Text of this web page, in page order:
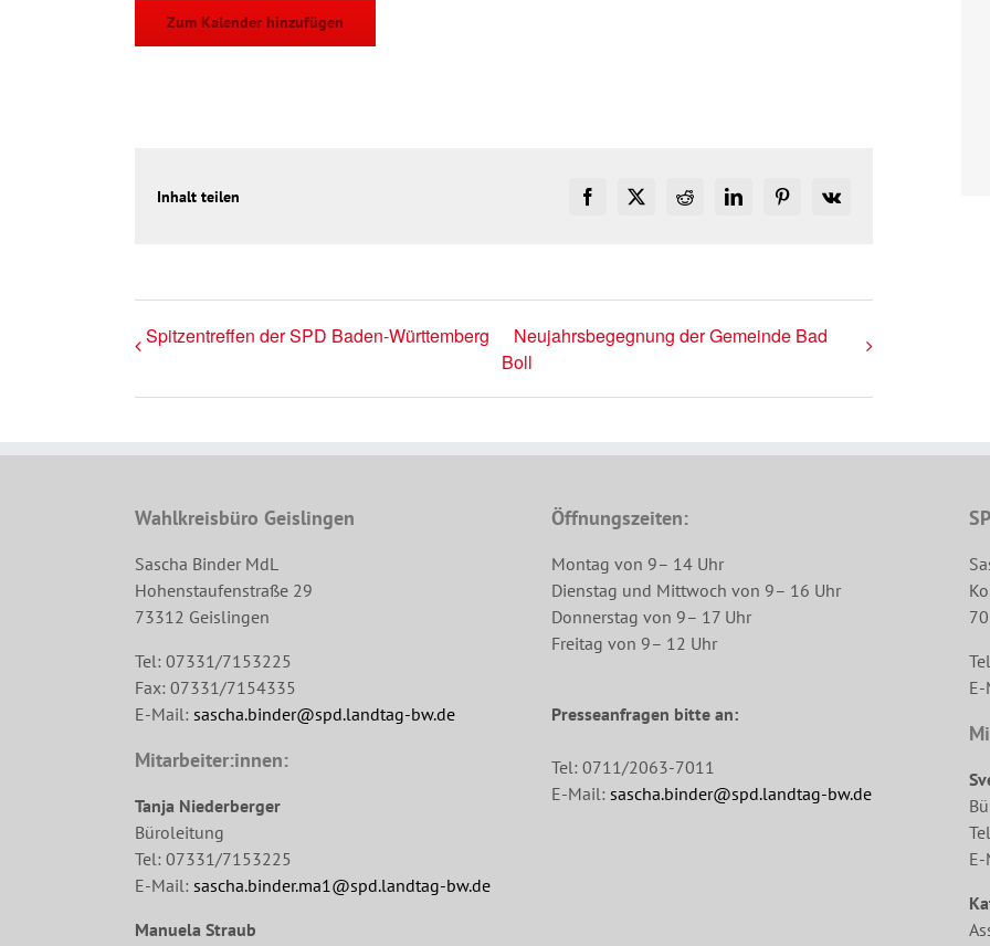
Zum Kalender hinzufügen
Inhalt teilen Facebook
X RedditLinkedInPinterest
Vk
Spitzentreffen der SPD Baden-Württemberg
Neujahrsbegegnung der Gemeinde Bad
Boll
Wahlkreisbüro Geislingen
Sascha Binder MdL
Hohenstaufenstraße 29
73312 Geislingen
Tel: 07331/7153225
Fax: 07331/7154335
E-Mail: sascha.binder@spd.landtag-bw.de
Mitarbeiter:innen:
Tanja Niederberger
Büroleitung
Tel: 07331/7153225
E-Mail: sascha.binder.ma1@spd.landtag-bw.de
Manuela Straub
Öffnungszeiten:
Montag von 9– 14 Uhr
Dienstag und Mittwoch von 9– 16 Uhr
Donnerstag von 9– 17 Uhr
Freitag von 9– 12 Uhr
Presseanfragen bitte an:
Tel: 0711/2063-7011
E-Mail: sascha.binder@spd.landtag-bw.de